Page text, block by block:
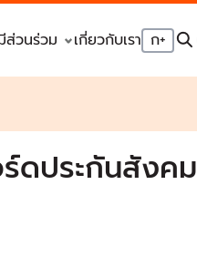
ส่วนร่วม เกี่ยวกับเรา ก+
ดประกันสังคม